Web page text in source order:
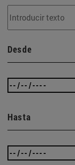
Desde
Hasta